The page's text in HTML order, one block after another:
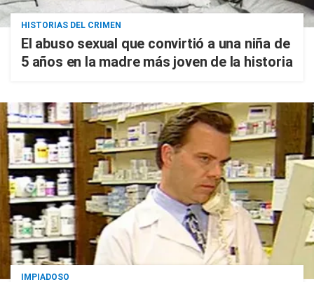
HISTORIAS DEL CRIMEN
El abuso sexual que convirtió a una niña de
5 años en la madre más joven de la historia
IMPIADOSO